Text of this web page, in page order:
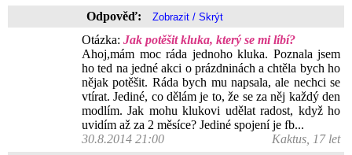
Odpověď:
Otázka: Jak potěšit kluka, který se mi líbí?
Ahoj,mám moc ráda jednoho kluka. Poznala jsem
ho ted na jedné akci o prázdninách a chtěla bych ho
nějak potěšit. Ráda bych mu napsala, ale nechci se
vtírat. Jediné, co dělám je to, že se za něj každý den
modlím. Jak mohu klukovi udělat radost, když ho
uvidím až za 2 měsíce? Jediné spojení je fb...
30.8.2014 21:00
Kaktus, 17 let